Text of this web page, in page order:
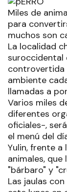
Miles de
para
muchos son
La localidad
suroccidental
controvertida
ambiente
llamadas a
Varios miles
diferentes
oficiales-,
el menú del
Yulin, frente
animales,
"bárbaro" y
Las jaulas